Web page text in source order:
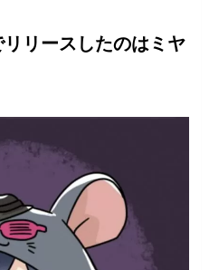
リースしたのはミヤ